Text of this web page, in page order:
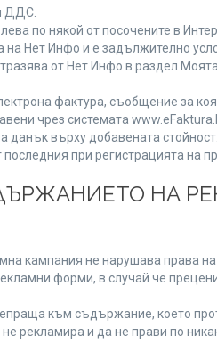
ДДС.
по някой от посочените в
Нет Инфо и е задължително
от Нет Инфо в раздел
фактура, съобщение за
чрез системата
данък върху добавената
при регистрацията на
НА
кампания не нарушава права
форми, в случай че
към съдържание, което
рекламира и да не прави по